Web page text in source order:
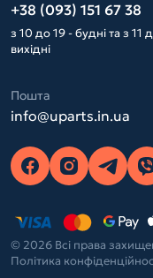
+38 (093) 151 67 38
з 10 до 19 - будні та з 11
вихідні
Пошта
info@uparts.in.ua
© 2026 Всі права
Політика